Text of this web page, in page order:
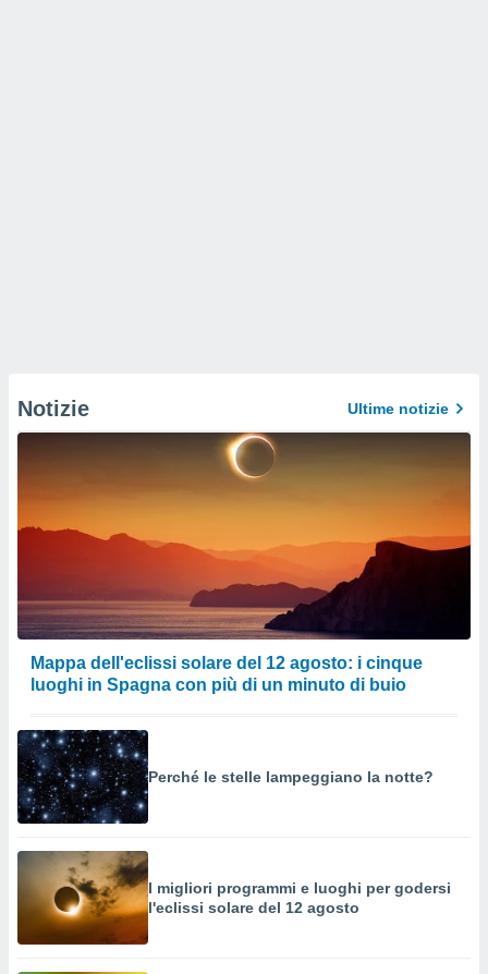
Notizie Ultime notizie
Mappa dell'eclissi solare del 12 agosto: i cinque
luoghi in Spagna con più di un minuto di buio
Perché le stelle lampeggiano la notte?
I migliori programmi e luoghi per godersi
l'eclissi solare del 12 agosto